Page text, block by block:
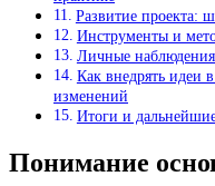
Развитие проекта:
Инструменты и
Личные
Как внедрять идеи
изменений
Итоги и
Понимание